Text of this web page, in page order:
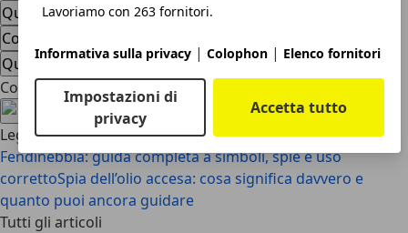
Lavoriamo con 263 fornitori.
Informativa sulla privacy | Colophon | Elenco fornitori
Impostazioni di
privacy
Accetta tutto
Quali sono le spie della macchina?
Cosa fare in caso di accensione spie?
Quali sono le spie di colore giallo?
Condividi l'articolo
Leggi anche
Fendinebbia: guida completa a simboli, spie e uso
correttoSpia dell’olio accesa: cosa significa davvero e
quanto puoi ancora guidare
Tutti gli articoli